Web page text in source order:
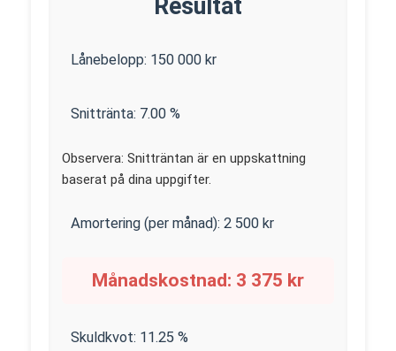
Resultat
Lånebelopp: 150 000 kr
Snittränta: 7.00 %
Observera: Snitträntan är en uppskattning
baserat på dina uppgifter.
Amortering (per månad): 2 500 kr
Månadskostnad: 3 375 kr
Skuldkvot: 11.25 %